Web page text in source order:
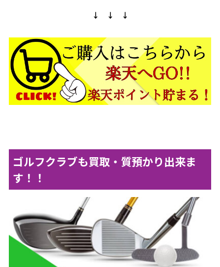
↓ ↓ ↓
ゴルフクラブも買取・質預かり出来ま
す！！